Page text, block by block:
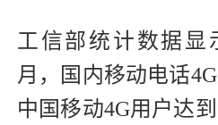
工信部统计数据显
月，国内移动电话4G
中国移动4G用户达